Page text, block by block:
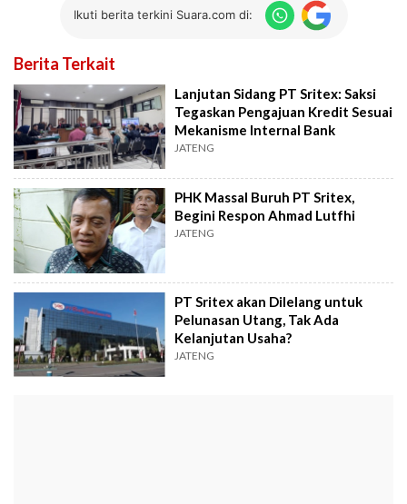
Ikuti berita terkini Suara.com di:
Berita Terkait
Lanjutan Sidang PT Sritex: Saksi
Tegaskan Pengajuan Kredit Sesuai
Mekanisme Internal Bank
JATENG
PHK Massal Buruh PT Sritex,
Begini Respon Ahmad Lutfhi
JATENG
PT Sritex akan Dilelang untuk
Pelunasan Utang, Tak Ada
Kelanjutan Usaha?
JATENG